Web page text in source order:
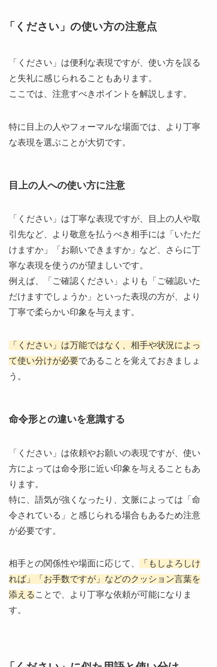
「ください」の使い方の注意点
「ください」は便利な表現ですが、使い方を誤る
と失礼に感じられることもあります。
ここでは、注意すべきポイントを解説します。
特に目上の人やフォーマルな場面では、より丁寧
な表現を選ぶことが大切です。
目上の人への使い方に注意
「ください」は丁寧な表現ですが、目上の人や取
引先など、より敬意を払うべき相手には「いただ
けますか」「お願いできますか」など、さらに丁
寧な表現を使うのが望ましいです。
例えば、「ご確認ください」よりも「ご確認いた
だけますでしょうか」といった表現の方が、より
丁寧で柔らかい印象を与えます。
「ください」は万能ではなく、相手や状況によっ
て使い分けが必要であることを覚えておきましょ
う。
命令形との違いを意識する
「ください」は依頼やお願いの表現ですが、使い
方によっては命令形に近い印象を与えることもあ
ります。
特に、語気が強くなったり、文脈によっては「命
令されている」と感じられる場合もあるため注意
が必要です。
相手との関係性や場面に応じて、
「もしよろしけ
れば」「お手数ですが」などのクッション言葉を
添える ことで、より丁寧な依頼が可能になりま
す。